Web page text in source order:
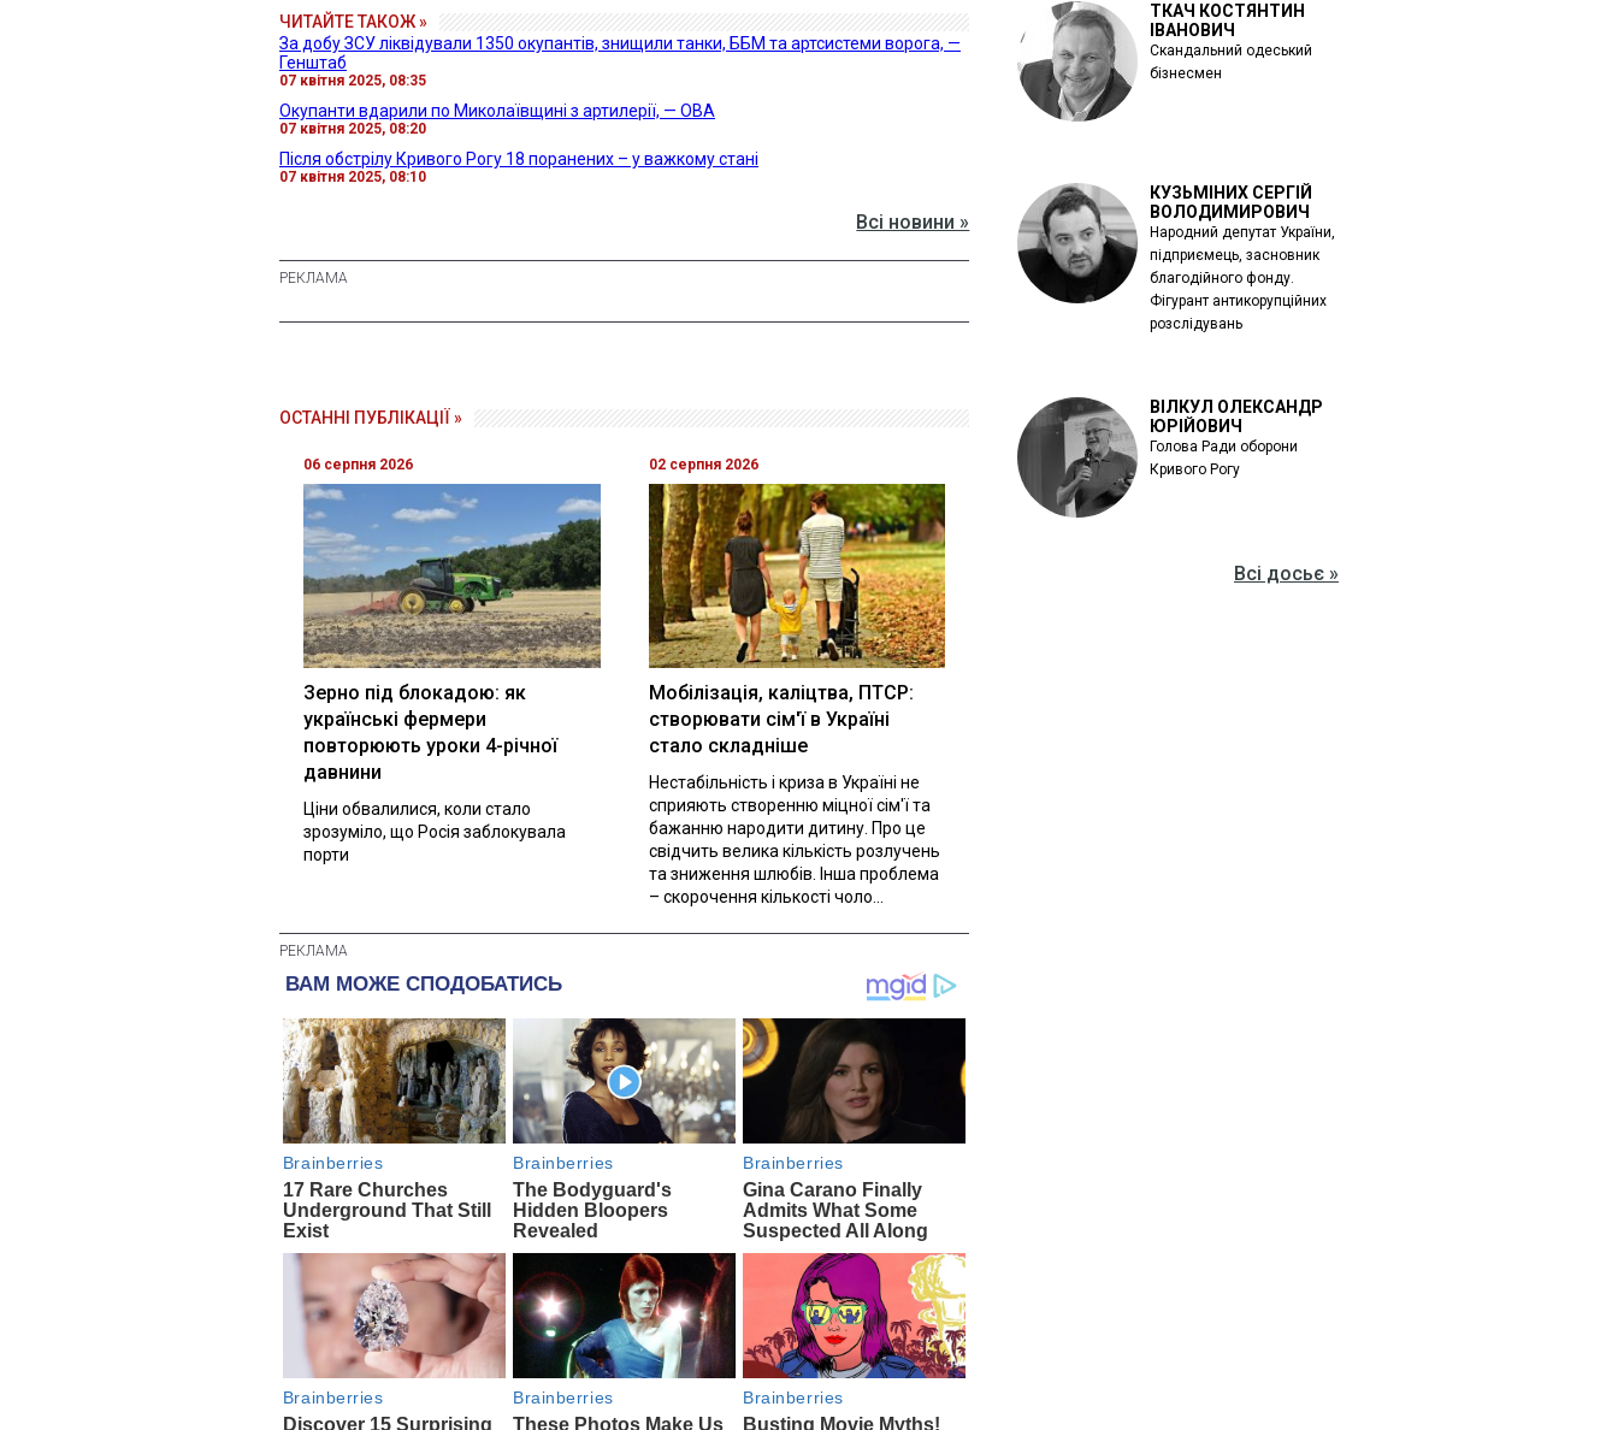
ЧИТАЙТЕ ТАКОЖ »
За добу ЗСУ ліквідували 1350 окупантів, знищили танки, ББМ та артсистеми ворога, —
Генштаб
07 квітня 2025, 08:35
Окупанти вдарили по Миколаївщині з артилерії, — ОВА
07 квітня 2025, 08:20
Після обстрілу Кривого Рогу 18 поранених – у важкому стані
07 квітня 2025, 08:10
Всі новини »
ОСТАННІ ПУБЛІКАЦІЇ »
06 серпня 2026
Зерно під блокадою: як
українські фермери
повторюють уроки 4-річної
давнини
Ціни обвалилися, коли стало
зрозуміло, що Росія заблокувала
порти
02 серпня 2026
Мобілізація, каліцтва, ПТСР:
створювати сім'ї в Україні
стало складніше
Нестабільність і криза в Україні не
сприяють створенню міцної сім'ї та
бажанню народити дитину. Про це
свідчить велика кількість розлучень
та зниження шлюбів. Інша проблема
– скорочення кількості чоло...
ТКАЧ КОСТЯНТИН
ІВАНОВИЧ
Скандальний одеський
бізнесмен
КУЗЬМІНИХ СЕРГІЙ
ВОЛОДИМИРОВИЧ
Народний депутат України,
підприємець, засновник
благодійного фонду.
Фігурант антикорупційних
розслідувань
ВІЛКУЛ ОЛЕКСАНДР
ЮРІЙОВИЧ
Голова Ради оборони
Кривого Рогу
Всі досьє »